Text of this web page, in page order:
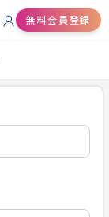
無料会員登録